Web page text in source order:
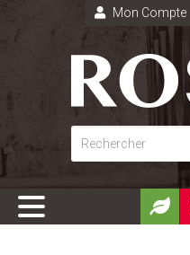
Mon Compte
Connexion
Inscription